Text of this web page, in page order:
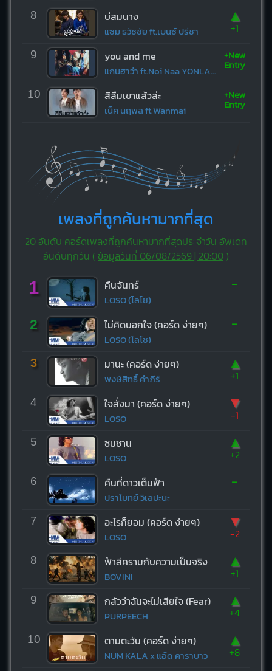
8 บ่สมนาง
แซม ธวัชชัย ft.เบนซ์ ปรีชา
▲
+1
9 you and me
แกนฮาว่า ft.Noi Naa YONLAPA
+New
Entry
10 สิลืมเขาแล้วล่ะ
เน็ค นฤพล ft.Wanmai
+New
Entry
เพลงที่ถูกค้นหามากที่สุด
20 อันดับ คอร์ดเพลงที่ถูกค้นหามากที่สุดประจำวัน อัพเดท
อันดับทุกวัน ( ข้อมูลวันที่ 06/08/2569 | 20:00)
1 คืนจันทร์
LOSO (โลโซ)
-
2 ไม่คิดนอกใจ (คอร์ด ง่ายๆ)
LOSO (โลโซ)
-
3 มานะ (คอร์ด ง่ายๆ)
พงษ์สิทธิ์ คำภีร์
▲
+1
4 ใจสั่งมา (คอร์ด ง่ายๆ)
LOSO
▼
-1
5 ซมซาน
LOSO
▲
+2
6 คืนที่ดาวเต็มฟ้า
ปราโมทย์ วิเลปะนะ
-
7 อะไรก็ยอม (คอร์ด ง่ายๆ)
LOSO
▼
-2
8 ฟ้าสีครามกับความเป็นจริง
BOVINI
▲
+1
9 กลัวว่าฉันจะไม่เสียใจ (Fear)
PURPEECH
▲
+4
10 ตามตะวัน (คอร์ด ง่ายๆ)
NUM KALA x แอ๊ด คาราบาว
▲
+8